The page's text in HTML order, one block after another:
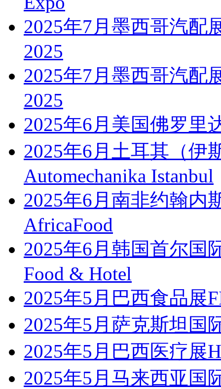
2025年7月墨西哥汽配
2025
2025年7月墨西哥汽配
2025
2025年6月美国佛罗里
2025年6月土耳其（伊
Automechanika Istanbul
2025年6月南非约翰内
AfricaFood
2025年6月韩国首尔国
Food & Hotel
2025年5月巴西食品展
2025年5月萨克斯坦国
2025年5月巴西医疗展
2025年5月马来西亚国